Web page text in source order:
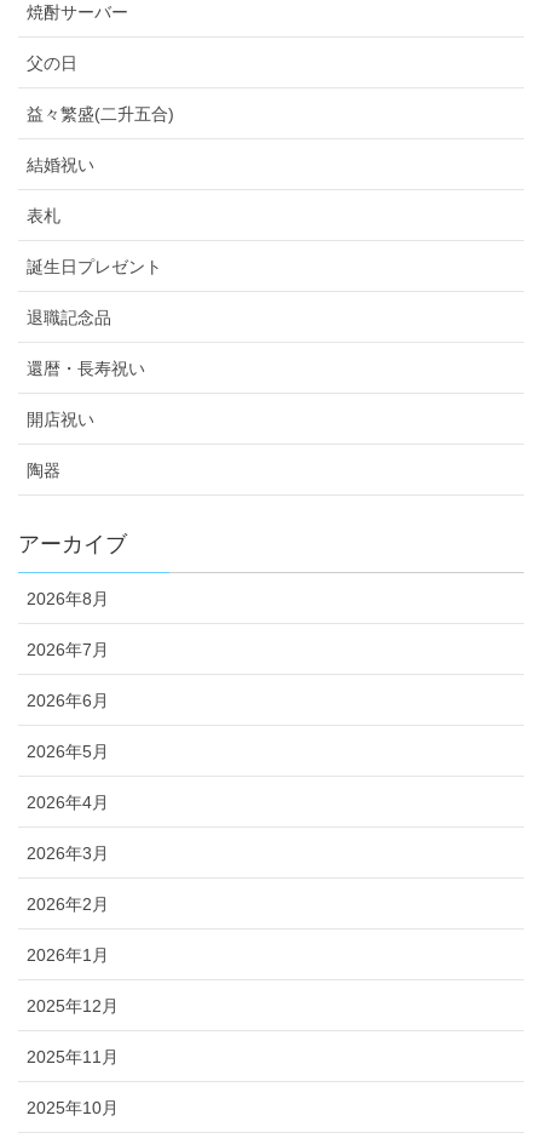
焼酎サーバー
父の日
益々繁盛(二升五合)
結婚祝い
表札
誕生日プレゼント
退職記念品
還暦・長寿祝い
開店祝い
陶器
アーカイブ
2026年8月
2026年7月
2026年6月
2026年5月
2026年4月
2026年3月
2026年2月
2026年1月
2025年12月
2025年11月
2025年10月